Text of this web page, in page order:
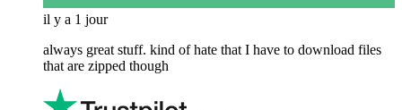
il y a 1 jour
always great stuff. kind of hate that I have to download files
that are zipped though